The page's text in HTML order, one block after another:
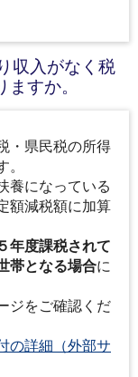
収入がなく税
すか。
・県民税の所得
。
養になっている
額減税額に加算
年度課税されて
帯となる場合に
ジをご確認くだ
の詳細（外部サ